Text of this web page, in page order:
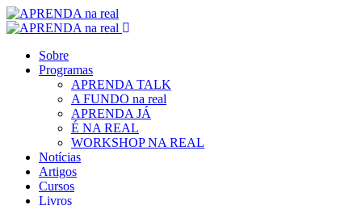
Sobre
Programas
APRENDA TALK
A FUNDO na real
APRENDA JÁ
É NA REAL
WORKSHOP NA REAL
Notícias
Artigos
Cursos
Livros